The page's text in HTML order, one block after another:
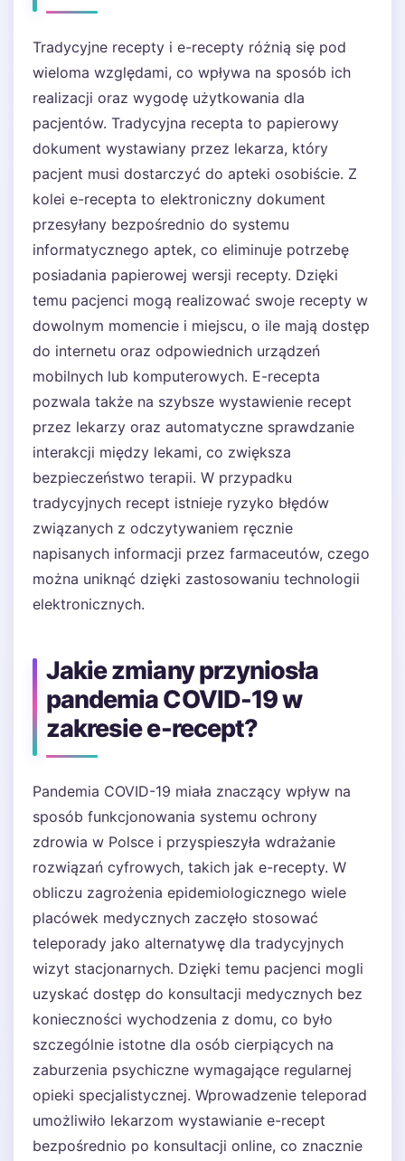
Tradycyjne recepty i e-recepty różnią się pod
wieloma względami, co wpływa na sposób ich
realizacji oraz wygodę użytkowania dla
pacjentów. Tradycyjna recepta to papierowy
dokument wystawiany przez lekarza, który
pacjent musi dostarczyć do apteki osobiście. Z
kolei e-recepta to elektroniczny dokument
przesyłany bezpośrednio do systemu
informatycznego aptek, co eliminuje potrzebę
posiadania papierowej wersji recepty. Dzięki
temu pacjenci mogą realizować swoje recepty w
dowolnym momencie i miejscu, o ile mają dostęp
do internetu oraz odpowiednich urządzeń
mobilnych lub komputerowych. E-recepta
pozwala także na szybsze wystawienie recept
przez lekarzy oraz automatyczne sprawdzanie
interakcji między lekami, co zwiększa
bezpieczeństwo terapii. W przypadku
tradycyjnych recept istnieje ryzyko błędów
związanych z odczytywaniem ręcznie
napisanych informacji przez farmaceutów, czego
można uniknąć dzięki zastosowaniu technologii
elektronicznych.
Jakie zmiany przyniosła
pandemia COVID-19 w
zakresie e-recept?
Pandemia COVID-19 miała znaczący wpływ na
sposób funkcjonowania systemu ochrony
zdrowia w Polsce i przyspieszyła wdrażanie
rozwiązań cyfrowych, takich jak e-recepty. W
obliczu zagrożenia epidemiologicznego wiele
placówek medycznych zaczęło stosować
teleporady jako alternatywę dla tradycyjnych
wizyt stacjonarnych. Dzięki temu pacjenci mogli
uzyskać dostęp do konsultacji medycznych bez
konieczności wychodzenia z domu, co było
szczególnie istotne dla osób cierpiących na
zaburzenia psychiczne wymagające regularnej
opieki specjalistycznej. Wprowadzenie teleporad
umożliwiło lekarzom wystawianie e-recept
bezpośrednio po konsultacji online, co znacznie